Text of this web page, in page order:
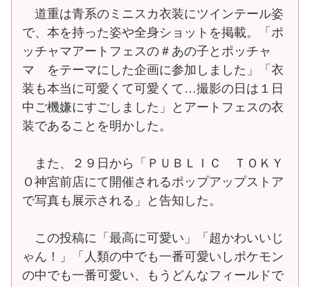
道重は青系のミニスカ衣装にツインテール姿
で、本を持った姿や全身ショットを掲載。「ポ
ッチャマアートフェスの＃あの子とポッチャ
マ をテーマにした企画に参加しました」「衣
装も本当に可愛くて可愛くて…撮影の日は１日
中ご機嫌にすごしました」とアートフェスの衣
装であることを明かした。
また、２９日から「ＰＵＢＬＩＣ ＴＯＫＹ
Ｏ神宮前店にて開催されるポップアップストア
で写真も展示される」と告知した。
この投稿に「最高に可愛い」「超かわいいじ
ゃん！」「人類の中でも一番可愛いしポケモン
の中でも一番可愛い、もうどんなフィールドで